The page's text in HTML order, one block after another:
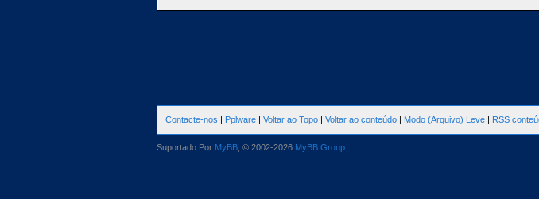
Contacte-nos | Pplware | Voltar ao Topo | Voltar ao conteúdo | Modo (Arquivo) Leve | RSS
Suportado Por MyBB , © 2002-2026 MyBB Group